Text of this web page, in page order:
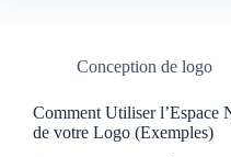
Conception de logo
Comment Utiliser l’Espace
de votre Logo (Exemples)